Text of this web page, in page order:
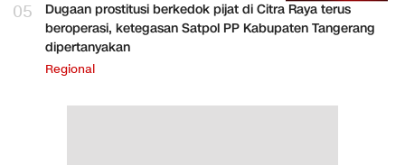
05
Dugaan prostitusi berkedok pijat di Citra Raya terus
beroperasi, ketegasan Satpol PP Kabupaten Tangerang
dipertanyakan
Regional